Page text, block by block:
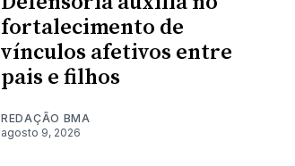
fortalecimento de
vínculos afetivos entre
pais e filhos
REDAÇÃO BMA
agosto 9, 2026